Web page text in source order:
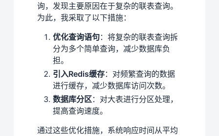
询，发现主要原因在于复杂的联表查询。
为此，我采取了以下措施：
优化查询语句：将复杂的联表查询拆
分为多个简单查询，减少数据库负
担。
引入Redis缓存：对频繁查询的数据
进行缓存，减少数据库访问次数。
数据库分区：对大表进行分区处理，
提高查询速度。
通过这些优化措施，系统响应时间从平均